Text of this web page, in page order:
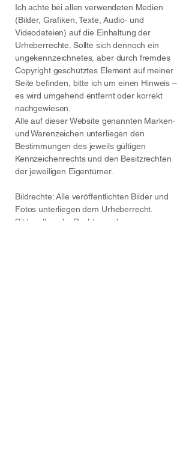
Ich achte bei allen verwendeten Medien
(Bilder, Grafiken, Texte, Audio- und
Videodateien) auf die Einhaltung der
Urheberrechte. Sollte sich dennoch ein
ungekennzeichnetes, aber durch fremdes
Copyright geschütztes Element auf meiner
Seite befinden, bitte ich um einen Hinweis –
es wird umgehend entfernt oder korrekt
nachgewiesen.
Alle auf dieser Website genannten Marken-
und Warenzeichen unterliegen den
Bestimmungen des jeweils gültigen
Kennzeichenrechts und den Besitzrechten
der jeweiligen Eigentümer.
Bildrechte: Alle veröffentlichten Bilder und
Fotos unterliegen dem Urheberrecht.
Bildquellen: die Rechte an den